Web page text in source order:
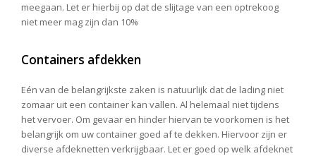
meegaan. Let er hierbij op dat de slijtage van een optrekoog
niet meer mag zijn dan 10%
Containers afdekken
Eén van de belangrijkste zaken is natuurlijk dat de lading niet
zomaar uit een container kan vallen. Al helemaal niet tijdens
het vervoer. Om gevaar en hinder hiervan te voorkomen is het
belangrijk om uw container goed af te dekken. Hiervoor zijn er
diverse afdeknetten verkrijgbaar. Let er goed op welk afdeknet